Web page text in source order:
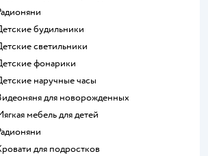
Радионяни
Детские будильники
Детские светильники
Детские фонарики
Детские наручные часы
Видеоняня для новорожденных
Мягкая мебель для детей
Радионяни
Кровати для подростков